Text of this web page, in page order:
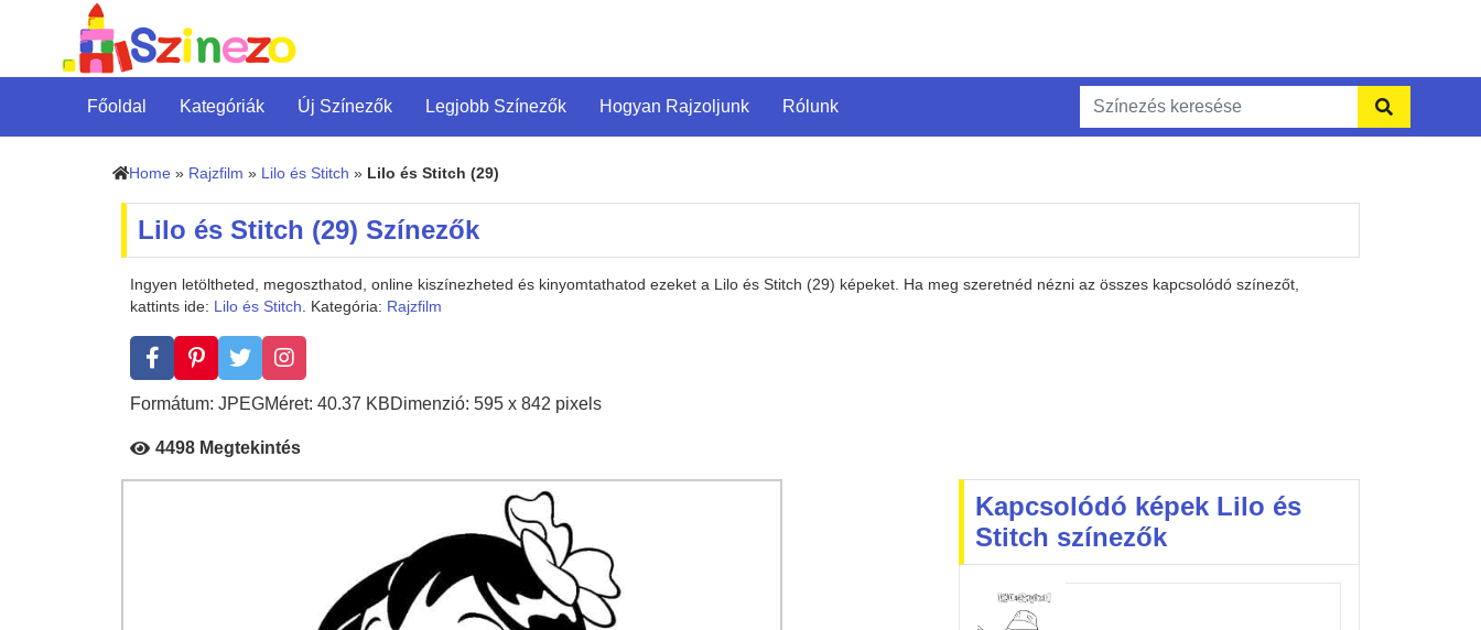
Főoldal Kategóriák Új Színezők Legjobb Színezők Hogyan Rajzoljunk Rólunk
Home » Rajzfilm » Lilo és Stitch » Lilo és Stitch (29)
Lilo és Stitch (29) Színezők
Ingyen letöltheted, megoszthatod, online kiszínezheted és kinyomtathatod ezeket a Lilo és Stitch (29) képeket. Ha meg szeretnéd nézni az összes kapcsolódó színezőt,
kattints ide: Lilo és Stitch. Kategória: Rajzfilm
Formátum: JPEGMéret: 40.37 KBDimenzió: 595 x 842 pixels
4498 Megtekintés
Kapcsolódó képek Lilo és
Stitch színezők